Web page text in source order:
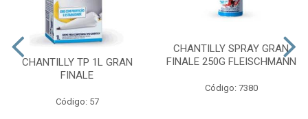
CHANTILLY TP 1L GRAN
FINALE
Código: 57
CHANTILLY SPRAY GRAN
FINALE 250G FLEISCHMANN
Código: 7380